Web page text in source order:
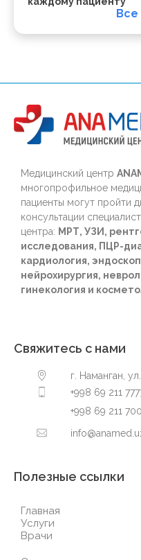
Все
Медицинский центр
многопрофильное
пациенты могут пройти
консультации
центра: МРТ, УЗИ,
исследования, ПЦР-
кардиология,
нейрохирургия,
гинекология и
Свяжитесь с нами
г. Наманган,
+998 69 211
+998 69 211
Полезные ссылки
Главная
Услуги
Врачи